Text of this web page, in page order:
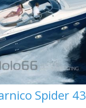
Spider 43